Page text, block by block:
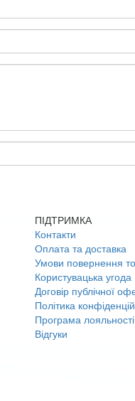
ПІДТРИМКА
Контакти
Оплата та доставка
Умови повернення
Користувацька угода
Договір публічної
Політика
Програма лояльності
Відгуки